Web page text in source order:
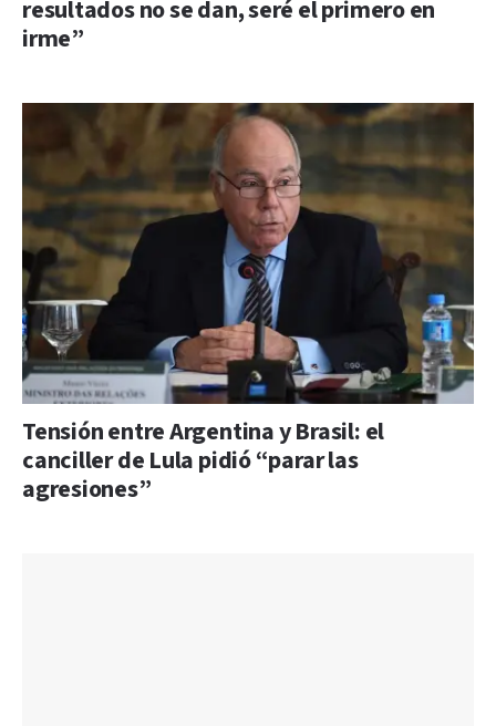
resultados no se dan, seré el primero en
irme”
Tensión entre Argentina y Brasil: el
canciller de Lula pidió “parar las
agresiones”